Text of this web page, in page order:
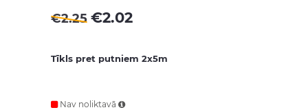
€2.25 €2.02
Tīkls pret putniem 2x5m
Nav noliktavā